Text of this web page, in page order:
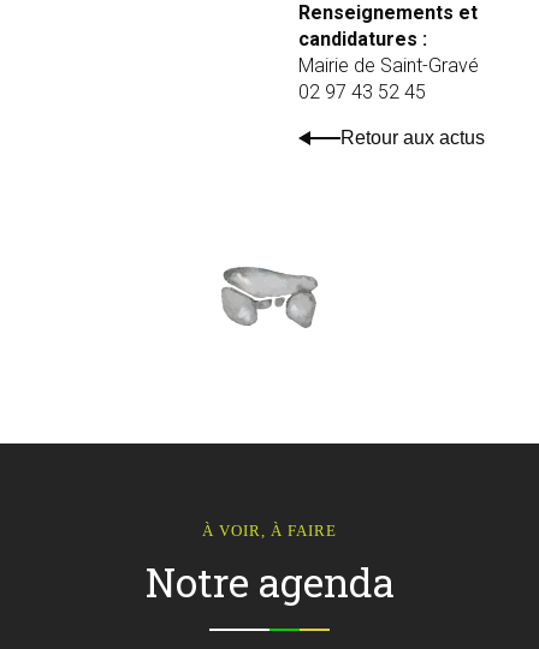
Renseignements et
candidatures :
Mairie de Saint-Gravé
02 97 43 52 45
Retour aux actus
À VOIR, À FAIRE
Notre agenda